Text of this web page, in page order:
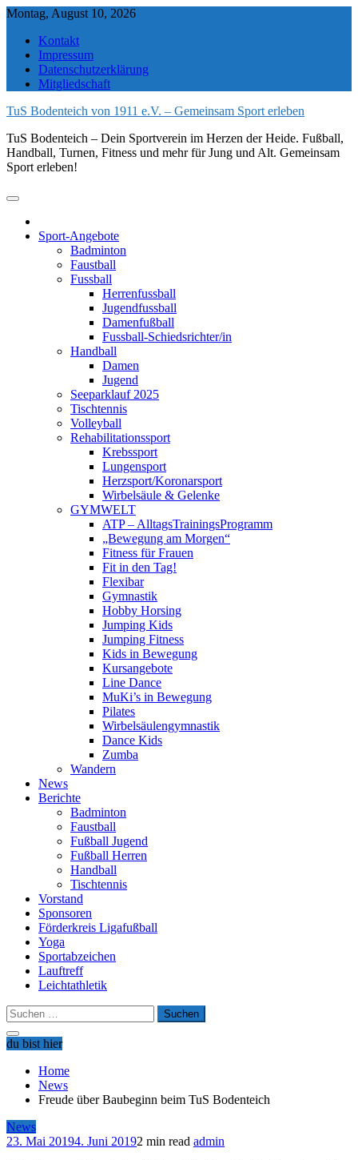
Skip
content
Montag, August 10, 2026
Kontakt
Impressum
Datenschutzerklärung
Mitgliedschaft
TuS Bodenteich von 1911 e.V. – Gemeinsam Sport erleben
TuS Bodenteich – Dein Sportverein im Herzen der Heide. Fußball,
Handball, Turnen, Fitness und mehr für Jung und Alt. Gemeinsam
Sport erleben!
Sport-Angebote
Badminton
Faustball
Fussball
Herrenfussball
Jugendfussball
Damenfußball
Fussball-Schiedsrichter/in
Handball
Damen
Jugend
Seeparklauf 2025
Tischtennis
Volleyball
Rehabilitationssport
Krebssport
Lungensport
Herzsport/Koronarsport
Wirbelsäule & Gelenke
GYMWELT
ATP – AlltagsTrainingsProgramm
„Bewegung am Morgen“
Fitness für Frauen
Fit in den Tag!
Flexibar
Gymnastik
Hobby Horsing
Jumping Kids
Jumping Fitness
Kids in Bewegung
Kursangebote
Line Dance
MuKi’s in Bewegung
Pilates
Wirbelsäulengymnastik
Dance Kids
Zumba
Wandern
News
Berichte
Badminton
Faustball
Fußball Jugend
Fußball Herren
Handball
Tischtennis
Vorstand
Sponsoren
Förderkreis Ligafußball
Yoga
Sportabzeichen
Lauftreff
Leichtathletik
Suchen
nach:
du bist hier
Home
News
Freude über Baubeginn beim TuS Bodenteich
News
23. Mai 20194. Juni 20192 min read admin